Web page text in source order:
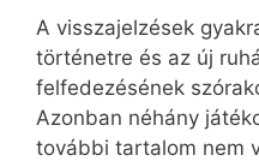
A visszajelzések
történetre és az új
felfedezésének
Azonban néhány
további tartalom nem